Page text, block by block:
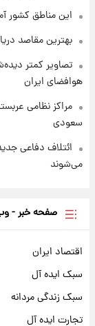
این مناطق کشور
بهترین مقاصد
تصاویر کمتر
هوافضای ایران
مراکز نظامی
سعودی
ائتلاف دفاعی
می‌شوند
صفحه خبر -
اقتصاد ایران
سبک ایده آل
سبک زندگی مردانه
تجارت ایده آل